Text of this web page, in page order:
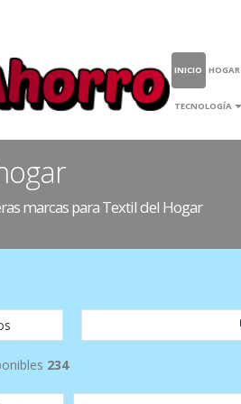
INICIO HOGAR
TECNOLOGÍA
marcas para Textil del Hogar
234